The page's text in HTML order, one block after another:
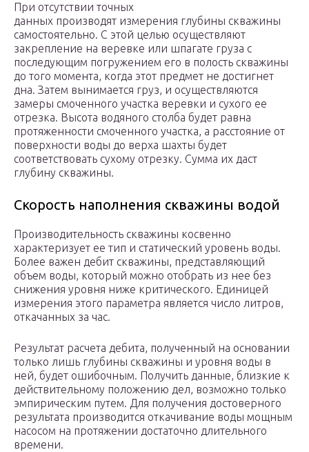
При отсутствии точных
данных производят измерения глубины скважины
самостоятельно. С этой целью осуществляют
закрепление на веревке или шпагате груза с
последующим погружением его в полость скважины
до того момента, когда этот предмет не достигнет
дна. Затем вынимается груз, и осуществляются
замеры смоченного участка веревки и сухого ее
отрезка. Высота водяного столба будет равна
протяженности смоченного участка, а расстояние от
поверхности воды до верха шахты будет
соответствовать сухому отрезку. Сумма их даст
глубину скважины.
Скорость наполнения скважины водой
Производительность скважины косвенно
характеризует ее тип и статический уровень воды.
Более важен дебит скважины, представляющий
объем воды, который можно отобрать из нее без
снижения уровня ниже критического. Единицей
измерения этого параметра является число литров,
откачанных за час.
Результат расчета дебита, полученный на основании
только лишь глубины скважины и уровня воды в
ней, будет ошибочным. Получить данные, близкие к
действительному положению дел, возможно только
эмпирическим путем. Для получения достоверного
результата производится откачивание воды мощным
насосом на протяжении достаточно длительного
времени.